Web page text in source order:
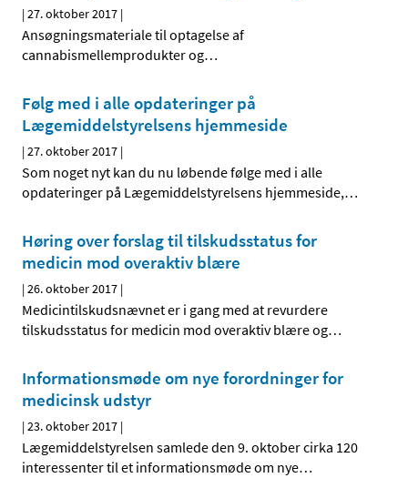
|27. oktober 2017 |
Ansøgningsmateriale til optagelse af
cannabismellemprodukter og…
Følg med i alle opdateringer på
Lægemiddelstyrelsens hjemmeside
|27. oktober 2017 |
Som noget nyt kan du nu løbende følge med i alle
opdateringer på Lægemiddelstyrelsens hjemmeside,…
Høring over forslag til tilskudsstatus for
medicin mod overaktiv blære
|26. oktober 2017 |
Medicintilskudsnævnet er i gang med at revurdere
tilskudsstatus for medicin mod overaktiv blære og…
Informationsmøde om nye forordninger for
medicinsk udstyr
|23. oktober 2017 |
Lægemiddelstyrelsen samlede den 9. oktober cirka 120
interessenter til et informationsmøde om nye…